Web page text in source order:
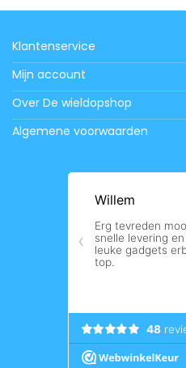
Klantenservice
Mijn account
Over De wieldopshop
Algemene voorwaarden